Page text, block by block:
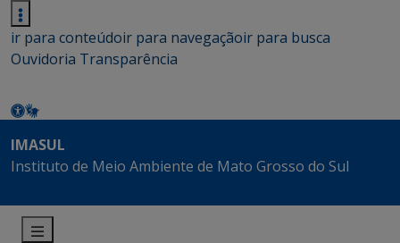
ir para conteúdoir para navegaçãoir para busca
Ouvidoria Transparência
IMASUL
Instituto de Meio Ambiente de Mato Grosso do Sul